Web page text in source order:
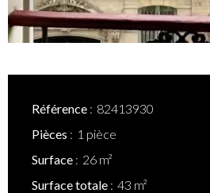
Référence
82413930
Pièces
1 pièce
Surface
26 m²
Surface totale
43 m²